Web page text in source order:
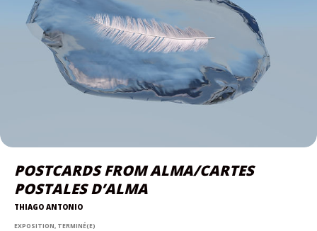
POSTCARDS FROM ALMA/CARTES
POSTALES D’ALMA
THIAGO ANTONIO
EXPOSITION, TERMINÉ(E)